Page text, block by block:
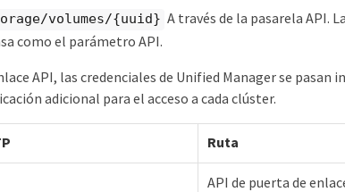
volumes/{uuid} A través de la pasarela API.
como el parámetro API.
API, las credenciales de Unified Manager se pasan
adicional para el acceso a cada clúster.
Ruta
API de puerta de